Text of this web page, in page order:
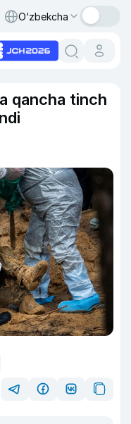
O‘zbekcha
qancha tinch